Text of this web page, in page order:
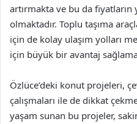
artırmakta ve bu da fiyatların
olmaktadır. Toplu taşıma
için de kolay ulaşım yolları
için büyük bir avantaj
Özlüce’deki konut projeleri,
çalışmaları ile de dikkat
yaşam sunan bu projeler,